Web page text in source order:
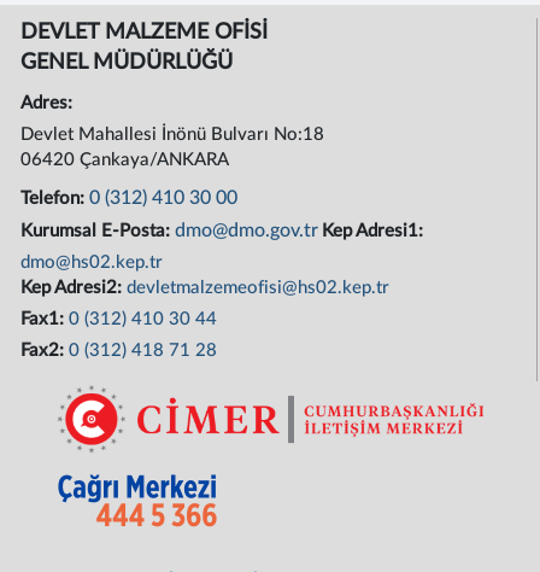
DEVLET MALZEME OFİSİ
GENEL MÜDÜRLÜĞÜ
Adres:
Devlet Mahallesi İnönü Bulvarı No:18
06420 Çankaya/ANKARA
Telefon:0 (312) 410 30 00
Kurumsal E-Posta:dmo@dmo.gov.tr Kep Adresi1:
dmo@hs02.kep.tr
Kep Adresi2:devletmalzemeofisi@hs02.kep.tr
Fax1:0 (312) 410 30 44
Fax2:0 (312) 418 71 28